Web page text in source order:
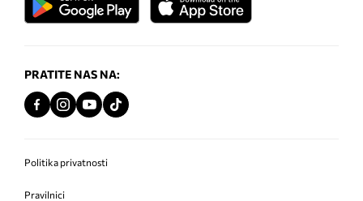
PRATITE NAS NA:
Politika privatnosti
Pravilnici